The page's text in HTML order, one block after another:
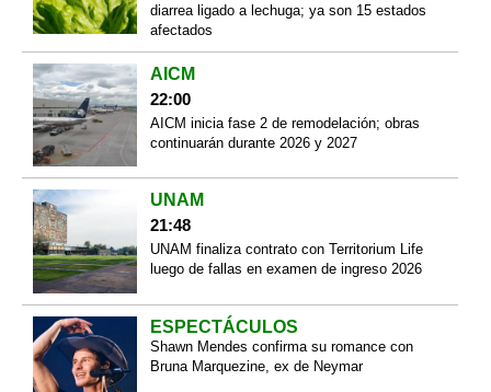
diarrea ligado a lechuga; ya son 15 estados
afectados
AICM
22:00
AICM inicia fase 2 de remodelación; obras
continuarán durante 2026 y 2027
UNAM
21:48
UNAM finaliza contrato con Territorium Life
luego de fallas en examen de ingreso 2026
ESPECTÁCULOS
Shawn Mendes confirma su romance con
Bruna Marquezine, ex de Neymar